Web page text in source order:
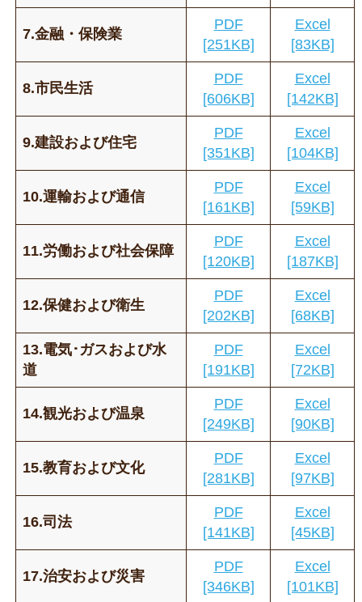
7.金融・保険業
PDF
[251KB]
Excel
[83KB]
8.市民生活
PDF
[606KB]
Excel
[142KB]
9.建設および住宅
PDF
[351KB]
Excel
[104KB]
10.運輸および通信
PDF
[161KB]
Excel
[59KB]
11.労働および社会保障
PDF
[120KB]
Excel
[187KB]
12.保健および衛生
PDF
[202KB]
Excel
[68KB]
13.電気･ガスおよび水
道
PDF
[191KB]
Excel
[72KB]
14.観光および温泉
PDF
[249KB]
Excel
[90KB]
15.教育および文化
PDF
[281KB]
Excel
[97KB]
16.司法
PDF
[141KB]
Excel
[45KB]
17.治安および災害
PDF
[346KB]
Excel
[101KB]